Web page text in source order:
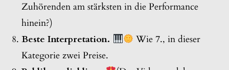
Zuhörenden am stärksten in die Performance
hinein?)
Beste Interpretation.
Wie 7., in dieser
Kategorie zwei Preise.